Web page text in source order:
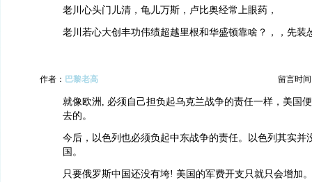
老川心头门儿清，龟儿万斯，卢比奥经常上眼药，
老川若心大创丰功伟绩超越里根和华盛顿靠啥？，，先装
作者： 巴黎老高 留言时间
就像欧洲, 必须自己担负起乌克兰战争的责任一样，美国
去的。
今后，以色列也必须负起中东战争的责任。以色列其实并
国。
只要俄罗斯中国还没有垮! 美国的军费开支只就只会增加